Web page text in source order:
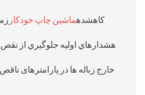
کاهشدهماشین چاپ خودکار
هشدارهاي اوليه جلوگيري از
خارج زباله ها در پارامترهای